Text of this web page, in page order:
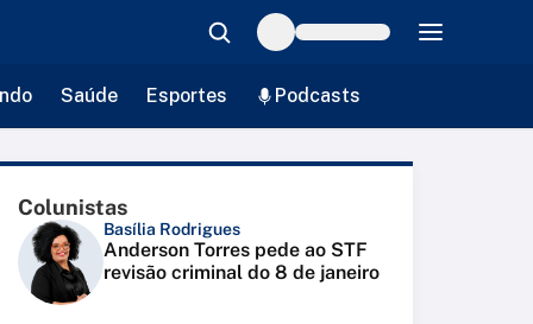
Saúde Esportes Podcasts
Colunistas
Basília Rodrigues
Anderson Torres pede ao STF
revisão criminal do 8 de janeiro